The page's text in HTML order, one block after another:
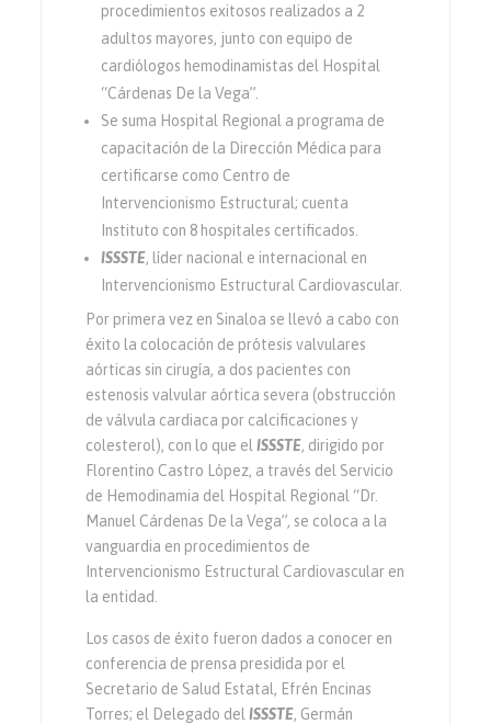
procedimientos exitosos realizados a 2
adultos mayores, junto con equipo de
cardiólogos hemodinamistas del Hospital
“Cárdenas De la Vega”.
Se suma Hospital Regional a programa de
capacitación de la Dirección Médica para
certificarse como Centro de
Intervencionismo Estructural; cuenta
Instituto con 8 hospitales certificados.
ISSSTE, líder nacional e internacional en
Intervencionismo Estructural Cardiovascular.
Por primera vez en Sinaloa se llevó a cabo con
éxito la colocación de prótesis valvulares
aórticas sin cirugía, a dos pacientes con
estenosis valvular aórtica severa (obstrucción
de válvula cardiaca por calcificaciones y
colesterol), con lo que elISSSTE, dirigido por
Florentino Castro López, a través del Servicio
de Hemodinamia del Hospital Regional “Dr.
Manuel Cárdenas De la Vega”, se coloca a la
vanguardia en procedimientos de
Intervencionismo Estructural Cardiovascular en
la entidad.
Los casos de éxito fueron dados a conocer en
conferencia de prensa presidida por el
Secretario de Salud Estatal, Efrén Encinas
Torres; el Delegado delISSSTE, Germán